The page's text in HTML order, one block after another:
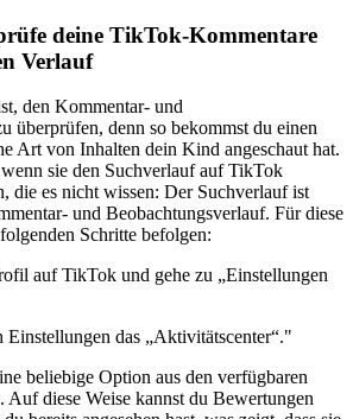
deine TikTok-Kommentare
Verlauf
den Kommentar- und
überprüfen, denn so bekommst du einen
Art von Inhalten dein Kind angeschaut hat.
sie den Suchverlauf auf TikTok
die es nicht wissen: Der Suchverlauf ist
und Beobachtungsverlauf. Für diese
Schritte befolgen:
auf TikTok und gehe zu „Einstellungen
Einstellungen das „Aktivitätscenter“."
beliebige Option aus den verfügbaren
Auf diese Weise kannst du Bewertungen